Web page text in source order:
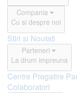
Compania
Cu si despre noi
Stiri si Noutati
Parteneri
La drum impreuna
Centre Pregatire
Colaboratori